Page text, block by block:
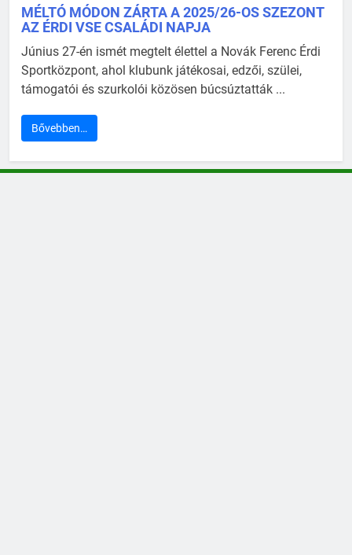
MÉLTÓ MÓDON ZÁRTA A 2025/26-OS SZEZONT
AZ ÉRDI VSE CSALÁDI NAPJA
Június 27-én ismét megtelt élettel a Novák Ferenc Érdi
Sportközpont, ahol klubunk játékosai, edzői, szülei,
támogatói és szurkolói közösen búcsúztatták ...
Bővebben…